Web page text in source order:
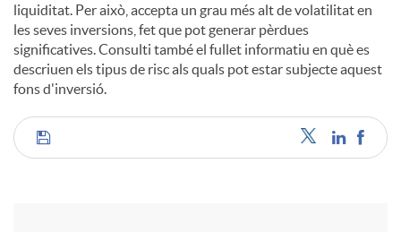
liquiditat. Per això, accepta un grau més alt de volatilitat en
les seves inversions, fet que pot generar pèrdues
significatives. Consulti també el fullet informatiu en què es
descriuen els tipus de risc als quals pot estar subjecte aquest
fons d'inversió.
C